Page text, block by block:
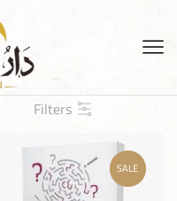
Filters
SALE